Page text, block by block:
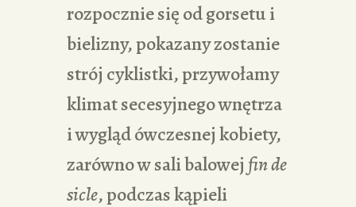
rozpocznie się od gorsetu i
bielizny, pokazany zostanie
strój cyklistki, przywołamy
klimat secesyjnego wnętrza
i wygląd ówczesnej kobiety,
zarówno w sali balowej fin de
sicle, podczas kąpieli